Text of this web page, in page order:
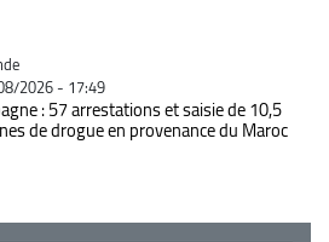
2026 - 17:49
: 57 arrestations et saisie de 10,5
de drogue en provenance du Maroc